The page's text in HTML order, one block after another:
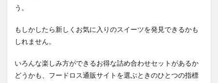
プル
百貨
店
3.5
KURADASHI
う。
もしかしたら新しくお気に入りのスイーツを発見できるかも
しれません。
いろんな楽しみ方ができるお得な詰め合わせセットがあるか
どうかも、フードロス通販サイトを選ぶときのひとつの指標